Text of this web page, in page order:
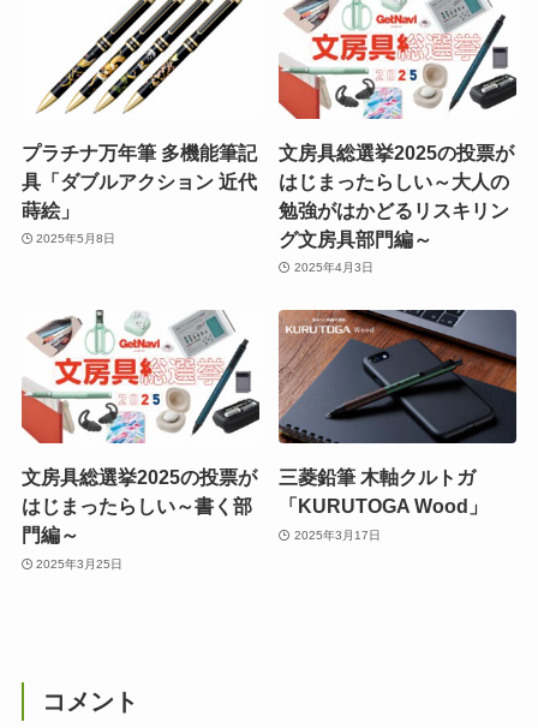
プラチナ万年筆 多機能筆記
具「ダブルアクション 近代
蒔絵」
2025年5月8日
文房具総選挙2025の投票が
はじまったらしい～大人の
勉強がはかどるリスキリン
グ文房具部門編～
2025年4月3日
文房具総選挙2025の投票が
はじまったらしい～書く部
門編～
2025年3月25日
三菱鉛筆 木軸クルトガ
「KURUTOGA Wood」
2025年3月17日
コメント